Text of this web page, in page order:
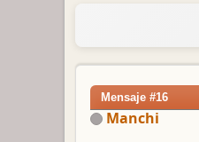
Mensaje #16
Manchi